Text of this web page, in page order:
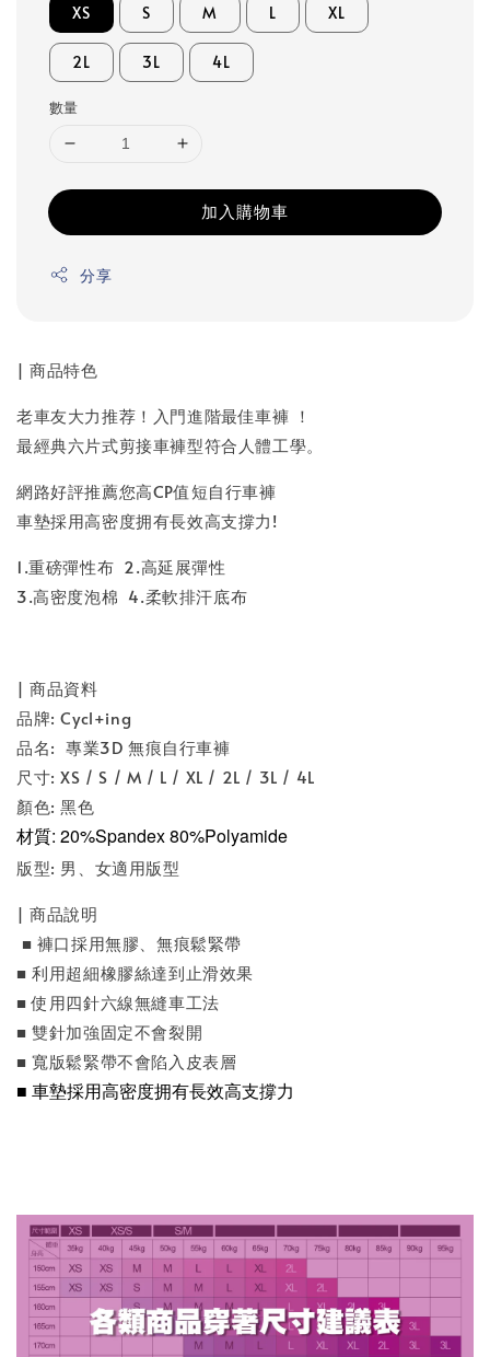
XS S M L XL
2L 3L 4L
數量
加入購物車
分享
| 商品特色
老車友大力推荐！入門進階最佳車褲 ！
最經典六片式剪接車褲型符合人體工學。
網路好評推薦您高CP值短自行車褲
車墊採用高密度拥有長效高支撐力!
1.重磅彈性布 2.高延展彈性
3.高密度泡棉 4.柔軟排汗底布
| 商品資料
品牌: Cycl+ing
品名: 專業3D 無痕自行車褲
尺寸: XS / S / M / L / XL / 2L / 3L / 4L
顏色: 黑色
材質: 20%Spandex 80%Polyamide
版型: 男、女適用版型
| 商品說明
■ 褲口採用無膠、無痕鬆緊帶
■ 利用超細橡膠絲達到止滑效果
■ 使用四針六線無縫車工法
■ 雙針加強固定不會裂開
■ 寬版鬆緊帶不會陷入皮表層
■ 車墊採用高密度拥有長效高支撐力